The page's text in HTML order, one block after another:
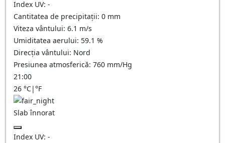
Index UV: -
Cantitatea de precipitații: 0 mm
Viteza vântului: 6.1 m/s
Umiditatea aerului: 59.1 %
Direcția vântului: Nord
Presiunea atmosferică: 760 mm/Hg
21:00
26 °C|°F
Slab înnorat
Index UV: -